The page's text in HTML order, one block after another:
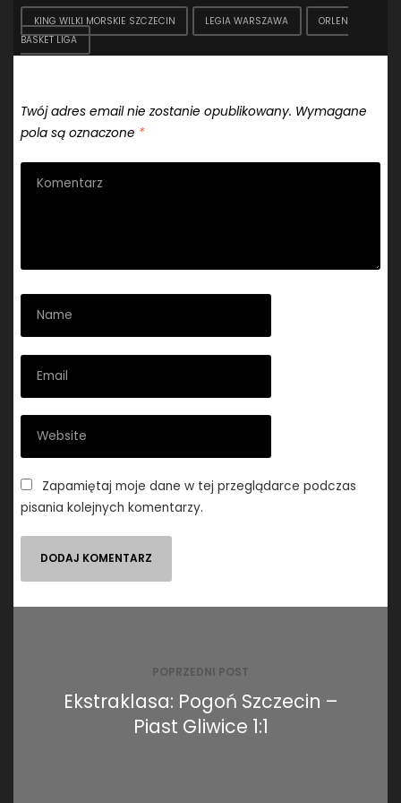
KING WILKI MORSKIE SZCZECIN LEGIA WARSZAWA
ORLEN
BASKET LIGA
Twój adres email nie zostanie opublikowany. Wymagane
pola są oznaczone *
Zapamiętaj moje dane w tej przeglądarce podczas
pisania kolejnych komentarzy.
POPRZEDNI POST
Ekstraklasa: Pogoń Szczecin –
Piast Gliwice 1:1